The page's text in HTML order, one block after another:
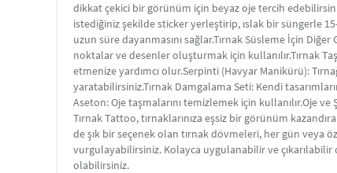
dikkat çekici bir görünüm için beyaz oje tercih
istediğiniz şekilde sticker yerleştirip, ıslak bir süngerle
uzun süre dayanmasını sağlar.Tırnak Süsleme İçin
noktalar ve desenler oluşturmak için kullanılır.Tırnak
etmenize yardımcı olur.Serpinti (Havyar Manikürü):
yaratabilirsiniz.Tırnak Damgalama Seti: Kendi
Aseton: Oje taşmalarını temizlemek için kullanılır.Oje
Tırnak Tattoo, tırnaklarınıza eşsiz bir görünüm
de şık bir seçenek olan tırnak dövmeleri, her gün veya
vurgulayabilirsiniz. Kolayca uygulanabilir ve
olabilirsiniz.